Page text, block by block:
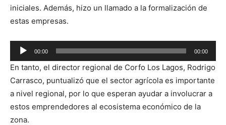
iniciales. Además, hizo un llamado a la formalización de
estas empresas.
Reproductor
de
audio
00:00 00:00
En tanto, el director regional de Corfo Los Lagos, Rodrigo
Carrasco, puntualizó que el sector agrícola es importante
a nivel regional, por lo que esperan ayudar a involucrar a
estos emprendedores al ecosistema económico de la
zona.